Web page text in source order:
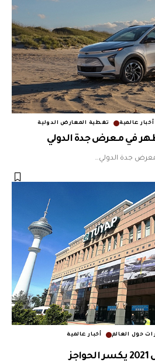
أخبار عالمية تغطية المعارض الدولية
…
حول العالم
أخبار عالمية